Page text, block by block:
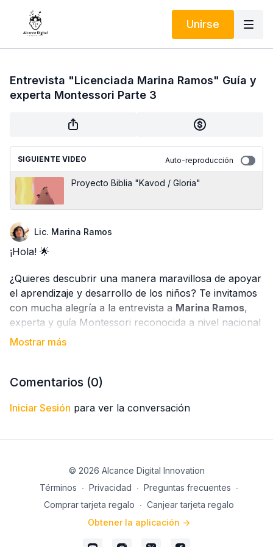
Unirse
Entrevista "Licenciada Marina Ramos" Guía y
experta Montessori Parte 3
SIGUIENTE VIDEO Auto-reproducción
Proyecto Biblia "Kavod / Gloria"
Lic. Marina Ramos
¡Hola! 🌟
¿Quieres descubrir una manera maravillosa de apoyar
el aprendizaje y desarrollo de los niños? Te invitamos
con mucha alegría a la entrevista a Marina Ramos,
experta y guía Montessori reconocida a nivel nacional
e internacional..
Montessori es más importante que nunca. Este
el aprendizaje en los niños, ayudándolos a crecer
Marina Ramos desde la comodidad de tu hogar.
¡Inscríbete ya y transforma la educación de los
pequeños en tu vida!.
¡Te esperamos con mucha ilusión! 🎉✨
Comentarios (0)
Iniciar Sesión para ver la conversación
© 2026 Alcance Digital Innovation
Términos ∙ Privacidad ∙ Preguntas frecuentes ∙
Comprar tarjeta regalo ∙ Canjear tarjeta regalo
Obtener la aplicación ->